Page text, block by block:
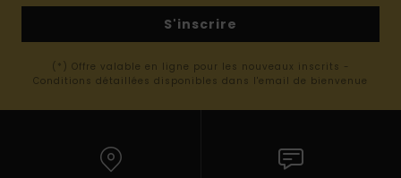
S'inscrire
(*) Offre valable en ligne pour les nouveaux inscrits -
Conditions détaillées disponibles dans l'email de bienvenue